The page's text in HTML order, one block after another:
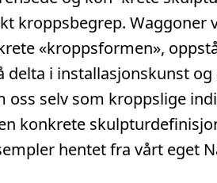
kroppsbegrep. Waggoner
«kroppsformen»,
delta i installasjonskunst
selv som kroppslige
konkrete
hentet fra vårt eget